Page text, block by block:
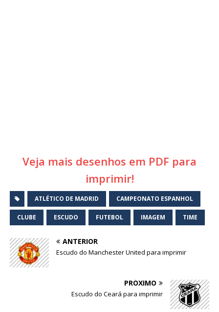
Veja mais desenhos em PDF para
imprimir!
ATLÉTICO DE MADRID CAMPEONATO ESPANHOL
CLUBE ESCUDO FUTEBOL IMAGEM TIME
ANTERIOR
Escudo do Manchester United para imprimir
PRÓXIMO
Escudo do Ceará para imprimir